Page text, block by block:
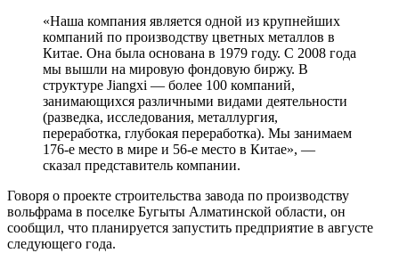
«Наша компания является одной из крупнейших
компаний по производству цветных металлов в
Китае. Она была основана в 1979 году. С 2008 года
мы вышли на мировую фондовую биржу. В
структуре Jiangxi — более 100 компаний,
занимающихся различными видами деятельности
(разведка, исследования, металлургия,
переработка, глубокая переработка). Мы занимаем
176-е место в мире и 56-е место в Китае», —
сказал представитель компании.
Говоря о проекте строительства завода по производству
вольфрама в поселке Бугыты Алматинской области, он
сообщил, что планируется запустить предприятие в августе
следующего года.